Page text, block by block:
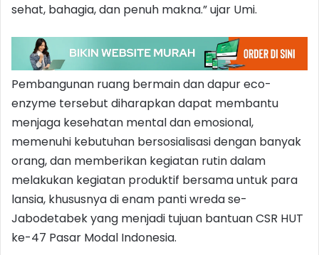
sehat, bahagia, dan penuh makna.” ujar Umi.
Pembangunan ruang bermain dan dapur eco-
enzyme tersebut diharapkan dapat membantu
menjaga kesehatan mental dan emosional,
memenuhi kebutuhan bersosialisasi dengan banyak
orang, dan memberikan kegiatan rutin dalam
melakukan kegiatan produktif bersama untuk para
lansia, khususnya di enam panti wreda se-
Jabodetabek yang menjadi tujuan bantuan CSR HUT
ke-47 Pasar Modal Indonesia.